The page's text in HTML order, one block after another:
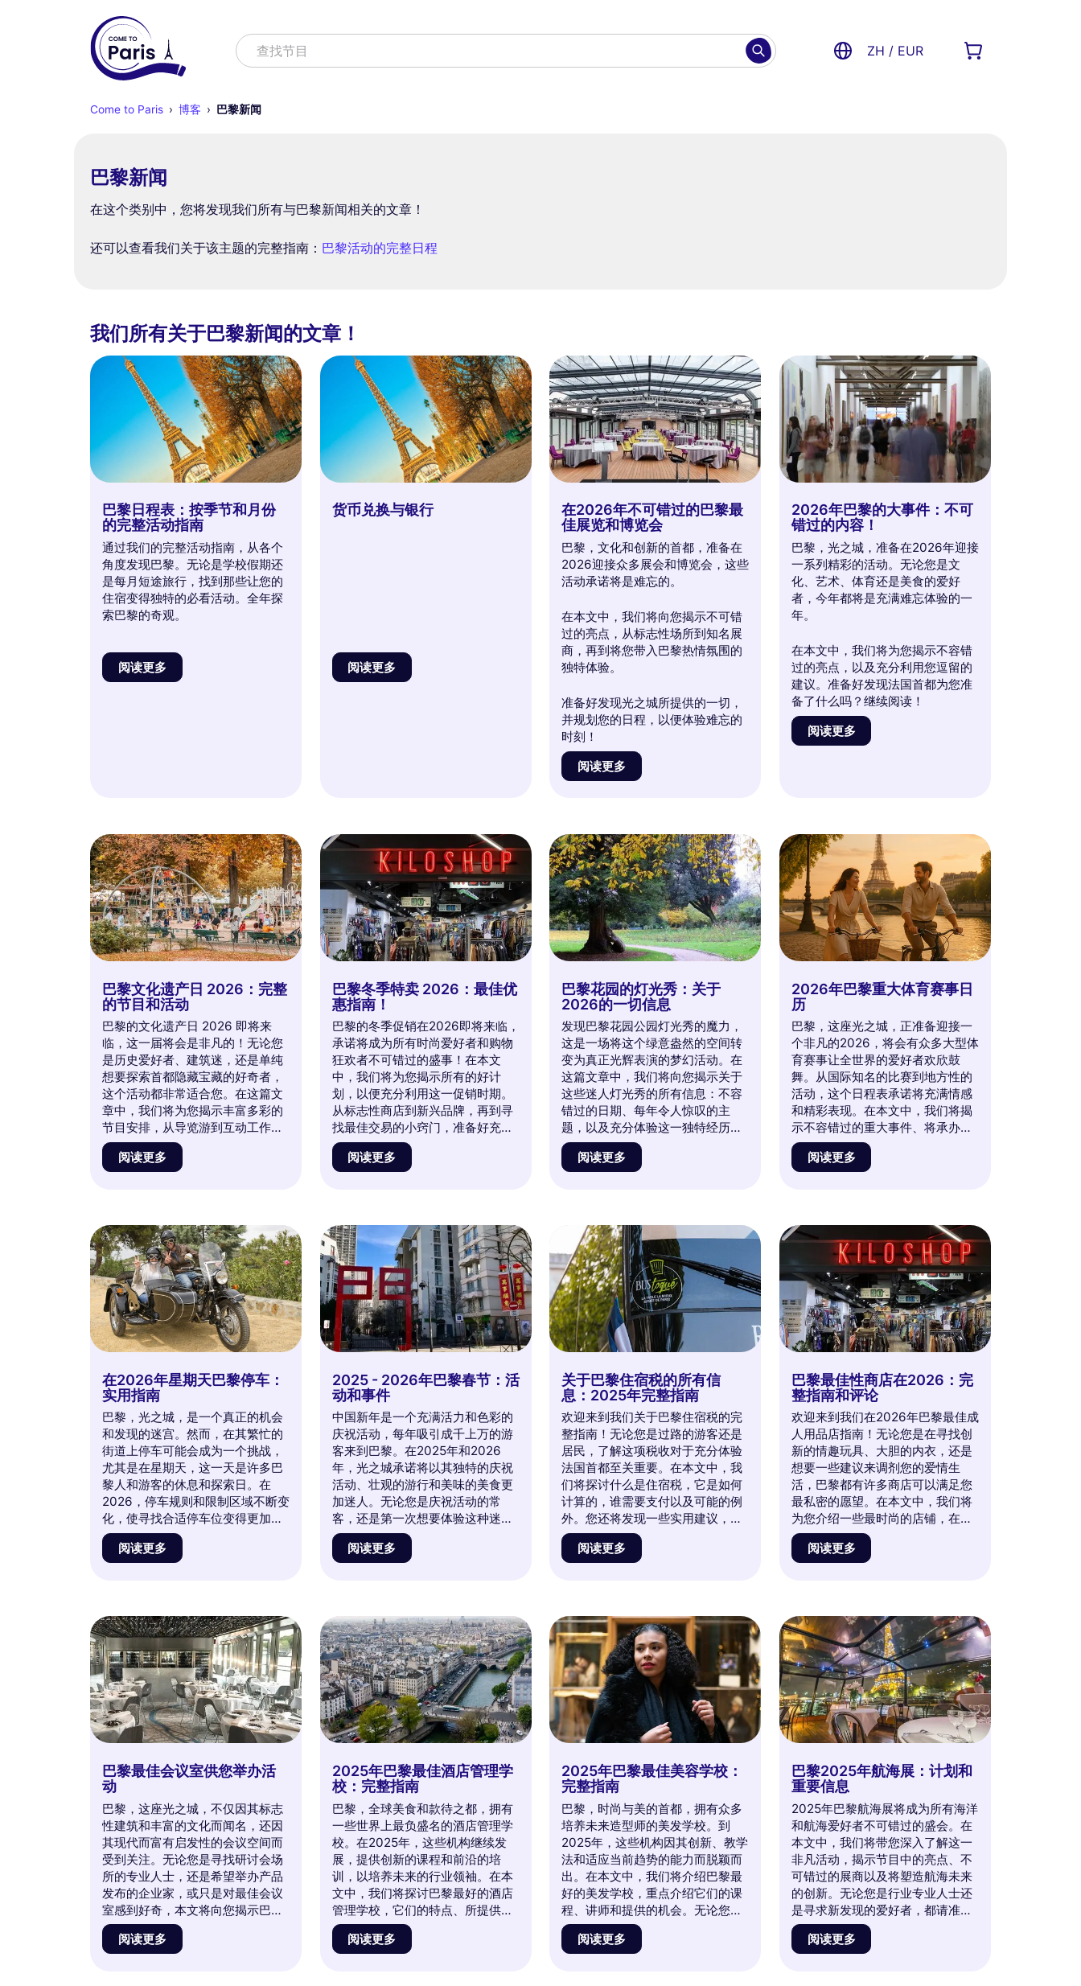
寻找寻找活动 ZH / EUR
Come to Paris 博客 巴黎新闻
巴黎新闻
在这个类别中，您将发现我们所有与巴黎新闻相关的文章！
还可以查看我们关于该主题的完整指南： 巴黎活动的完整日程
我们所有关于巴黎新闻的文章！
巴黎日程表：按季节和月份
的完整活动指南
通过我们的完整活动指南，从各个
角度发现巴黎。无论是学校假期还
是每月短途旅行，找到那些让您的
住宿变得独特的必看活动。全年探
索巴黎的奇观。
阅读更多
货币兑换与银行
阅读更多
在2026年不可错过的巴黎最
佳展览和博览会
巴黎，文化和创新的首都，准备在
2026迎接众多展会和博览会，这些
活动承诺将是难忘的。
在本文中，我们将向您揭示不可错
过的亮点，从标志性场所到知名展
商，再到将您带入巴黎热情氛围的
独特体验。
准备好发现光之城所提供的一切，
并规划您的日程，以便体验难忘的
时刻！
阅读更多
2026年巴黎的大事件：不可
错过的内容！
巴黎，光之城，准备在2026年迎接
一系列精彩的活动。无论您是文
化、艺术、体育还是美食的爱好
者，今年都将是充满难忘体验的一
年。
在本文中，我们将为您揭示不容错
过的亮点，以及充分利用您逗留的
建议。准备好发现法国首都为您准
备了什么吗？继续阅读！
阅读更多
巴黎文化遗产日 2026：完整
的节目和活动
巴黎的文化遗产日 2026 即将来
临，这一届将会是非凡的！无论您
是历史爱好者、建筑迷，还是单纯
想要探索首都隐藏宝藏的好奇者，
这个活动都非常适合您。在这篇文
章中，我们将为您揭示丰富多彩的
节目安排，从导览游到互动工作
坊，还有为此开放的标志性场所。
准备好以全新的视角探索巴黎，体
阅读更多
巴黎冬季特卖 2026：最佳优
惠指南！
巴黎的冬季促销在2026即将来临，
承诺将成为所有时尚爱好者和购物
狂欢者不可错过的盛事！在本文
中，我们将为您揭示所有的好计
划，以便充分利用这一促销时期。
从标志性商店到新兴品牌，再到寻
找最佳交易的小窍门，准备好充实
您的衣物、配饰以及更多其他商
品。不要错过我们的独家建议，以
何让这个季节成为一个难忘的时
刻。
阅读更多
巴黎花园的灯光秀：关于
2026的一切信息
发现巴黎花园公园灯光秀的魔力，
这是一场将这个绿意盎然的空间转
变为真正光辉表演的梦幻活动。在
这篇文章中，我们将向您揭示关于
这些迷人灯光秀的所有信息：不容
错过的日期、每年令人惊叹的主
题，以及充分体验这一独特经历的
实用建议。准备好沉浸在一个闪耀
的世界中，在这里自然与光线交
阅读更多
2026年巴黎重大体育赛事日
历
巴黎，这座光之城，正准备迎接一
个非凡的2026，将会有众多大型体
育赛事让全世界的爱好者欢欣鼓
舞。从国际知名的比赛到地方性的
活动，这个日程表承诺将充满情感
和精彩表现。在本文中，我们将揭
示不容错过的重大事件、将承办这
些比赛的标志性场所，以及关于法
国首都体育历史的迷人轶事。准备
阅读更多
在2026年星期天巴黎停车：
实用指南
巴黎，光之城，是一个真正的机会
和发现的迷宫。然而，在其繁忙的
街道上停车可能会成为一个挑战，
尤其是在星期天，这一天是许多巴
黎人和游客的休息和探索日。在
2026，停车规则和限制区域不断变
化，使寻找合适停车位变得更加重
要。在本文中，我们将引导您了解
星期天在巴黎的最佳停车选择，揭
阅读更多
2025 - 2026年巴黎春节：活
动和事件
中国新年是一个充满活力和色彩的
庆祝活动，每年吸引成千上万的游
客来到巴黎。在2025年和2026
年，光之城承诺将以其独特的庆祝
活动、壮观的游行和美味的美食更
加迷人。无论您是庆祝活动的常
客，还是第一次想要体验这种迷人
的文化，本文将引导您了解不容错
过的最佳活动和事件。沉浸在节日
阅读更多
关于巴黎住宿税的所有信
息：2025年完整指南
欢迎来到我们关于巴黎住宿税的完
整指南！无论您是过路的游客还是
居民，了解这项税收对于充分体验
法国首都至关重要。在本文中，我
们将探讨什么是住宿税，它是如何
计算的，谁需要支付以及可能的例
外。您还将发现一些实用建议，以
更好地管理您在逗留期间的开支。
准备好深入了解巴黎的住宿税了
阅读更多
巴黎最佳性商店在2026：完
整指南和评论
欢迎来到我们在2026年巴黎最佳成
人用品店指南！无论您是在寻找创
新的情趣玩具、大胆的内衣，还是
想要一些建议来调剂您的爱情生
活，巴黎都有许多商店可以满足您
最私密的愿望。在本文中，我们将
为您介绍一些最时尚的店铺，在这
里专业与大胆相遇，购物体验将成
为真正的乐趣时刻。准备好探索迷
阅读更多
巴黎最佳会议室供您举办活
动
巴黎，这座光之城，不仅因其标志
性建筑和丰富的文化而闻名，还因
其现代而富有启发性的会议空间而
受到关注。无论您是寻找研讨会场
所的专业人士，还是希望举办产品
发布的企业家，或只是对最佳会议
室感到好奇，本文将向您揭示巴黎
的主要会议室。发现那些兼具优雅
与功能性的场所，让每一个活动都
阅读更多
2025年巴黎最佳酒店管理学
校：完整指南
巴黎，全球美食和款待之都，拥有
一些世界上最负盛名的酒店管理学
校。在2025年，这些机构继续发
展，提供创新的课程和前沿的培
训，以培养未来的行业领袖。在本
文中，我们将探讨巴黎最好的酒店
管理学校，它们的特点、所提供的
机会以及成功校友的见证。与我们
一起深入迷人的巴黎酒店业，了解
阅读更多
2025年巴黎最佳美容学校：
完整指南
巴黎，时尚与美的首都，拥有众多
培养未来造型师的美发学校。到
2025年，这些机构因其创新、教学
法和适应当前趋势的能力而脱颖而
出。在本文中，我们将介绍巴黎最
好的美发学校，重点介绍它们的课
程、讲师和提供的机会。无论您是
对美发世界充满热情，还是考虑在
这一领域发展职业，欢迎与我们一
阅读更多
巴黎2025年航海展：计划和
重要信息
2025年巴黎航海展将成为所有海洋
和航海爱好者不可错过的盛会。在
本文中，我们将带您深入了解这一
非凡活动，揭示节目中的亮点、不
可错过的展商以及将塑造航海未来
的创新。无论您是行业专业人士还
是寻求新发现的爱好者，都请准备
好体验独特的经历。请与我们一起
探索这一活动所承诺的所有精彩内
阅读更多